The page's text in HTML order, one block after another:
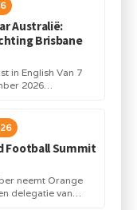
Australië:
Brisbane
in English Van 7
2026
Football Summit
neemt Orange
delegatie van